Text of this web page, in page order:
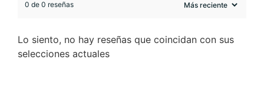
0 de 0 reseñas
Lo siento, no hay reseñas que coincidan con sus
selecciones actuales